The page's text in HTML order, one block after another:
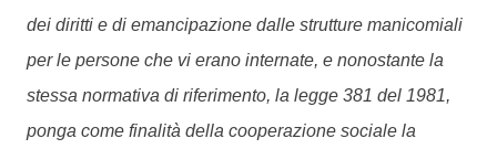
dei diritti e di emancipazione dalle strutture manicomiali
per le persone che vi erano internate, e nonostante la
stessa normativa di riferimento, la legge 381 del 1981,
ponga come finalità della cooperazione sociale la